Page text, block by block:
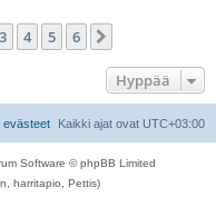
3 4 5 6
Hyppää
Kaikki ajat ovat UTC+03:00
evästeet
Software © phpBB Limited
harritapio, Pettis)